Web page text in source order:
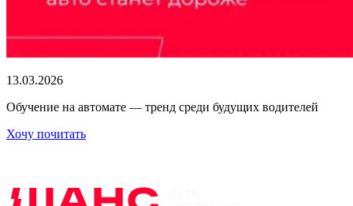
13.03.2026
Обучение на автомате — тренд среди будущих водителей
Хочу почитать